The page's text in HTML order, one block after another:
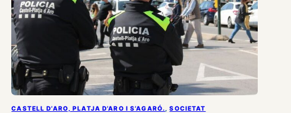
CASTELL D’ARO, PLATJA D’ARO I S’AGARÓ. , SOCIETAT